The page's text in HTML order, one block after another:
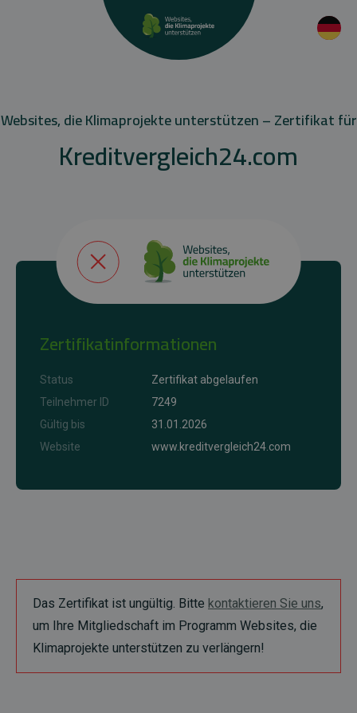
Websites, die Klimaprojekte unterstützen – Zertifikat für
Kreditvergleich24.com
Zertifikatinformationen
Status
Zertifikat abgelaufen
Teilnehmer ID
7249
Gültig bis
31.01.2026
Website
www.kreditvergleich24.com
Das Zertifikat ist ungültig. Bitte kontaktieren Sie uns,
um Ihre Mitgliedschaft im Programm Websites, die
Klimaprojekte unterstützen zu verlängern!